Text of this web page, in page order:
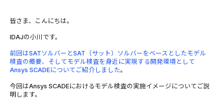
皆さま、こんにちは。
IDAJの小川です。
前回はSATソルバーとSAT（サット）ソルバーをベースとしたモデル
検査の概要、そしてモデル検査を身近に実現する開発環境として
Ansys SCADEについてご紹介しました。
今回はAnsys SCADEにおけるモデル検査の実施イメージについてご説
明します。